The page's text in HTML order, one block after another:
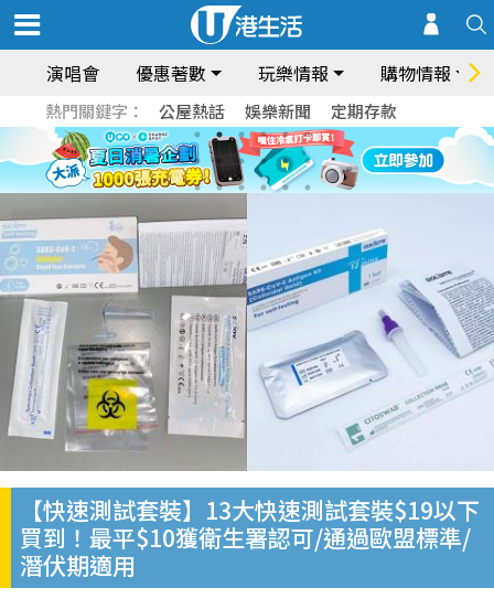
演唱會 優惠著數 玩樂情報 購物情報
熱門關鍵字： 公屋熱話 娛樂新聞 定期存款
【快速測試套裝】13大快速測試套裝$19以下
買到！最平$10獲衛生署認可/通過歐盟標準/
潛伏期適用